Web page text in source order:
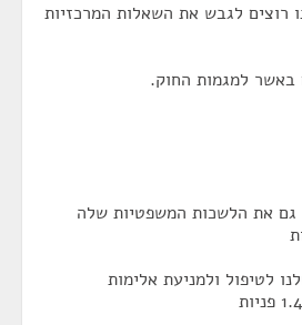
רוצים לגבש את השאלות המרכזיות
באשר למגמות החוק.
גם את הלשכות המשפטיות שלה
לטיפול ולמניעת אלימות